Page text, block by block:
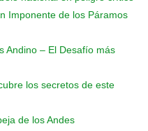
Imponente de los Páramos
Andino – El Desafío más
los secretos de este
de los Andes